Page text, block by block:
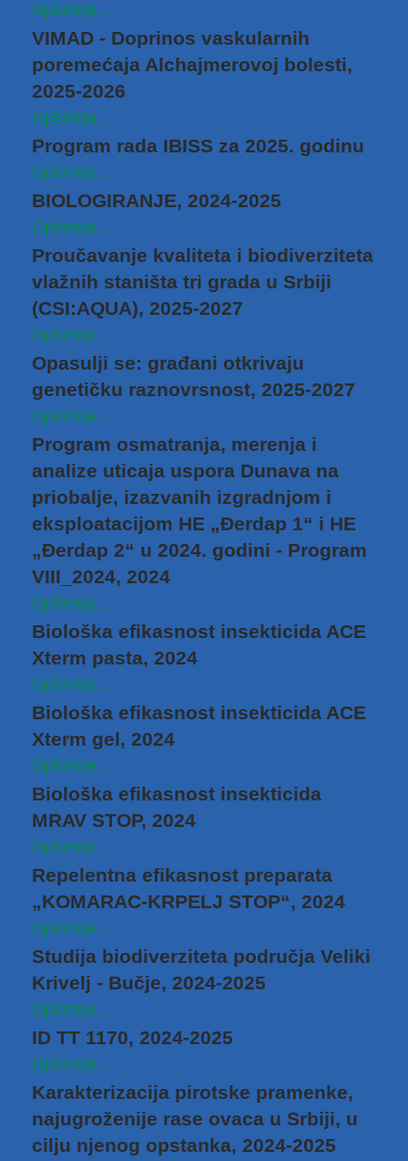
Opširnije...
VIMAD - Doprinos vaskularnih
poremećaja Alchajmerovoj bolesti,
2025-2026
Opširnije...
Program rada IBISS za 2025. godinu
Opširnije...
BIOLOGIRANJE, 2024-2025
Opširnije...
Proučavanje kvaliteta i biodiverziteta
vlažnih staništa tri grada u Srbiji
(CSI:AQUA), 2025-2027
Opširnije...
Opasulji se: građani otkrivaju
genetičku raznovrsnost, 2025-2027
Opširnije...
Program osmatranja, merenja i
analize uticaja uspora Dunava na
priobalјe, izazvanih izgradnjom i
eksploatacijom HE „Đerdap 1“ i HE
„Đerdap 2“ u 2024. godini - Program
VIII_2024, 2024
Opširnije...
Biološka efikasnost insekticida ACE
Xterm pasta, 2024
Opširnije...
Biološka efikasnost insekticida ACE
Xterm gel, 2024
Opširnije...
Biološka efikasnost insekticida
MRAV STOP, 2024
Opširnije...
Repelentna efikasnost preparata
„KOMARAC-KRPELJ STOP“, 2024
Opširnije...
Studija biodiverziteta područja Veliki
Krivelj ‑ Bučje, 2024-2025
Opširnije...
ID TT 1170, 2024-2025
Opširnije...
Karakterizacija pirotske pramenke,
najugroženije rase ovaca u Srbiji, u
cilju njenog opstanka, 2024-2025